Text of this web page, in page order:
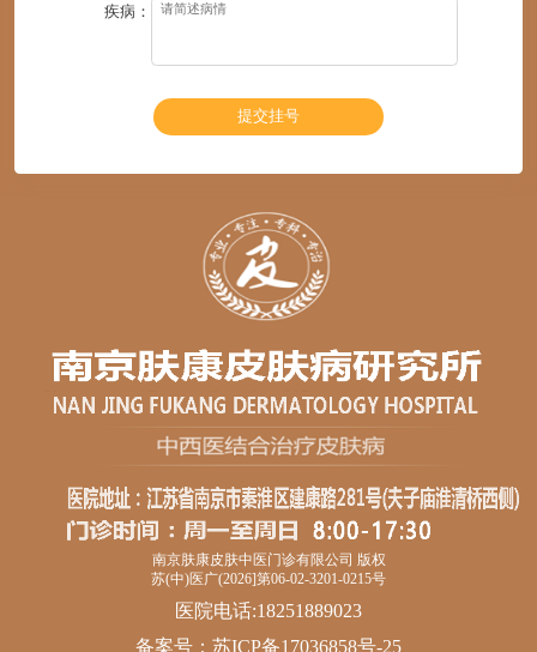
疾病：
南京肤康皮肤中医门诊有限公司 版权
苏(中)医广(2026]第06-02-3201-0215号
医院电话:18251889023
备案号： 苏ICP备17036858号-25